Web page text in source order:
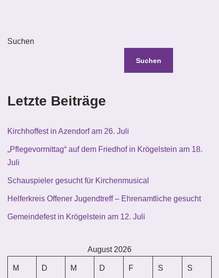
Suchen
Suchen
Letzte Beiträge
Kirchhoffest in Azendorf am 26. Juli
„Pflegevormittag“ auf dem Friedhof in Krögelstein am 18.
Juli
Schauspieler gesucht für Kirchenmusical
Helferkreis Offener Jugendtreff – Ehrenamtliche gesucht
Gemeindefest in Krögelstein am 12. Juli
August 2026
M D M D F S S